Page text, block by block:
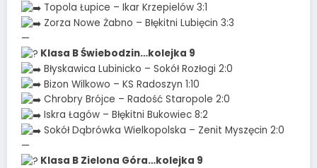
Topola Łupice – Ikar Krzepielów 3:1
Zorza Nowe Żabno – Błękitni Lubięcin 3:3
—
Klasa B Świebodzin…kolejka 9
Błyskawica Lubinicko – Sokół Rozłogi 2:0
Bizon Wilkowo – KS Radoszyn 1:10
Chrobry Brójce – Radość Staropole 2:0
Iskra Łagów – Błękitni Bukowiec 8:2
Sokół Dąbrówka Wielkopolska – Zenit Myszęcin 2:0
—
Klasa B Zielona Góra…kolejka 9